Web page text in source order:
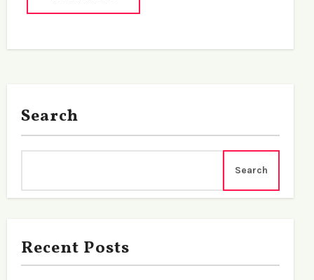
Search
Search
Recent Posts